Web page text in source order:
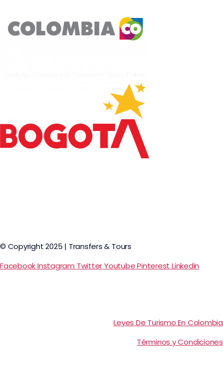
© Copyright 2025 | Transfers & Tours
FacebookInstagram TwitterYoutubePinterest Linkedin
Leyes De Turismo En Colombia
Términos y Condiciones